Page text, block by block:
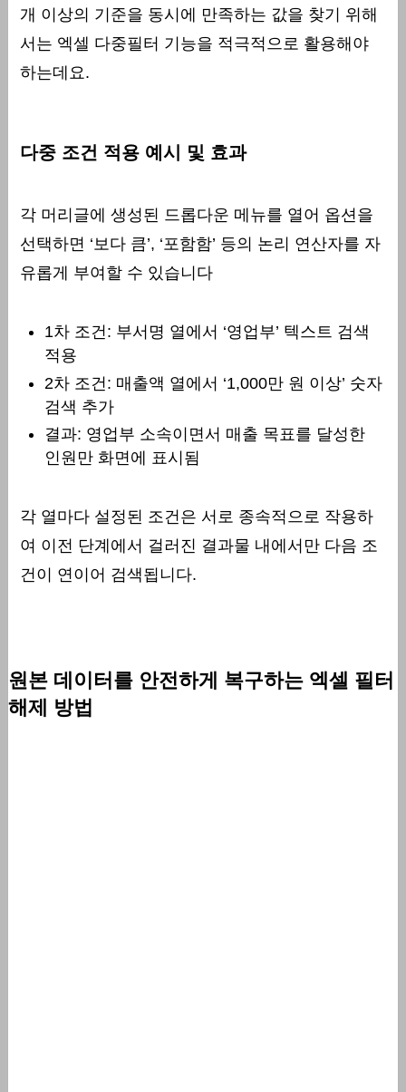
개 이상의 기준을 동시에 만족하는 값을 찾기 위해
서는 엑셀 다중필터 기능을 적극적으로 활용해야
하는데요.
다중 조건 적용 예시 및 효과
각 머리글에 생성된 드롭다운 메뉴를 열어 옵션을
선택하면 ‘보다 큼’, ‘포함함’ 등의 논리 연산자를 자
유롭게 부여할 수 있습니다
1차 조건: 부서명 열에서 ‘영업부’ 텍스트 검색
적용
2차 조건: 매출액 열에서 ‘1,000만 원 이상’ 숫자
검색 추가
결과: 영업부 소속이면서 매출 목표를 달성한
인원만 화면에 표시됨
각 열마다 설정된 조건은 서로 종속적으로 작용하
여 이전 단계에서 걸러진 결과물 내에서만 다음 조
건이 연이어 검색됩니다.
원본 데이터를 안전하게 복구하는 엑셀 필터
해제 방법